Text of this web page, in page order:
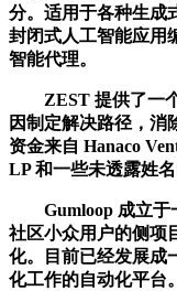
分。适用于各种生成
封闭式人工智能应用
智能代理。
ZEST 提供了一个
因制定解决路径，消
资金来自 Hanaco
LP 和一些未透露姓名
Gumloop 成立于
社区小众用户的侧项
化。目前已经发展成
化工作的自动化平台